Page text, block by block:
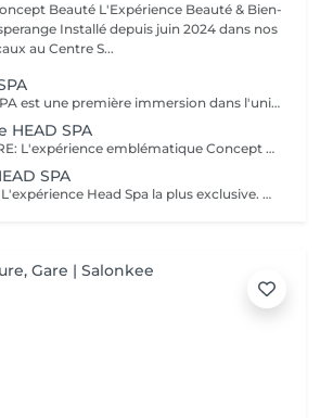
Beauté & Bien-
Installé depuis juin 2024 dans nos
au Centre S...
EVASION HEAD SPA est une première immersion dans l'univers du Head Spa. Ce rituel découverte vous invite à relâcher les tensions accumulées grâce à un massage du cuir chevelu associé à une expérience sensorielle autour de l'eau et à un soin adapté. Idéal pour découvrir les bienfaits du Head Spa et s'offrir un véritable moment de détente. Coiffage ou brushing inclus. DECOUVREZ NOTRE UNIVERS HEAD SPA, une expérience unique alliant relaxation profonde, soin du cuir chevelu et beauté du cheveu. Inspirés des rituels de bien-être japonais, nos soins Head Spa sont conçus pour procurer un véritable moment de déconnexion tout en prenant soin de vos cheveux et de votre cuir chevelu. Chaque rituel associe des techniques de massage relaxantes, un travail autour de l'eau, des soins professionnels adaptés et se termine par un coiffage ou un brushing afin que vous repartiez détendue et sublimée. Accordez-vous une parenthèse hors du temps et choisissez le rituel qui correspond à vos envies.
HEAD SPA
RITUEL SIGNATURE: L'expérience emblématique Concept Beauté. Un rituel complet alliant bien-être, soin du cuir chevelu, beauté du cheveu et coiffage personnalisé. DECOUVREZ NOTRE UNIVERS HEAD SPA, une expérience unique alliant relaxation profonde, soin du cuir chevelu et beauté du cheveu. Inspirés des rituels de bien-être japonais, nos soins Head Spa sont conçus pour procurer un véritable moment de déconnexion tout en prenant soin de vos cheveux et de votre cuir chevelu. Chaque rituel associe des techniques de massage relaxantes, un travail autour de l'eau, des soins professionnels adaptés et se termine par un coiffage ou un brushing afin que vous repartiez détendue et sublimée. Accordez-vous une parenthèse hors du temps et choisissez le rituel qui correspond à vos envies.
SPA
RITUEL ABSOLU : L'expérience Head Spa la plus exclusive. Un voyage sensoriel profond associant relaxation intense, soins experts et mise en beauté complète des cheveux. DECOUVREZ NOTRE UNIVERS HEAD SPA, une expérience unique alliant relaxation profonde, soin du cuir chevelu et beauté du cheveu. Inspirés des rituels de bien-être japonais, nos soins Head Spa sont conçus pour procurer un véritable moment de déconnexion tout en prenant soin de vos cheveux et de votre cuir chevelu. Chaque rituel associe des techniques de massage relaxantes, un travail autour de l'eau, des soins professionnels adaptés et se termine par un coiffage ou un brushing afin que vous repartiez détendue et sublimée. Accordez-vous une parenthèse hors du temps et choisissez le rituel qui correspond à vos envies.